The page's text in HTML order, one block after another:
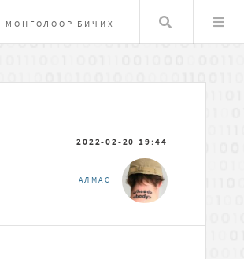
МОНГОЛООР БИЧИХ Хайлт
2022-02-20 19:44
АЛМАС